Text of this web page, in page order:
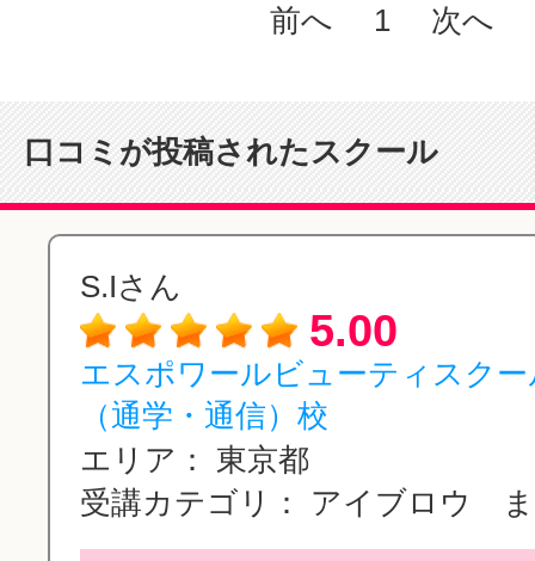
前へ 1 次へ
口コミが投稿されたスクール
S.Iさん
5.00
エスポワールビューティスク
（通学・通信）校
エリア：
東京都
受講カテゴリ：
アイブロウ